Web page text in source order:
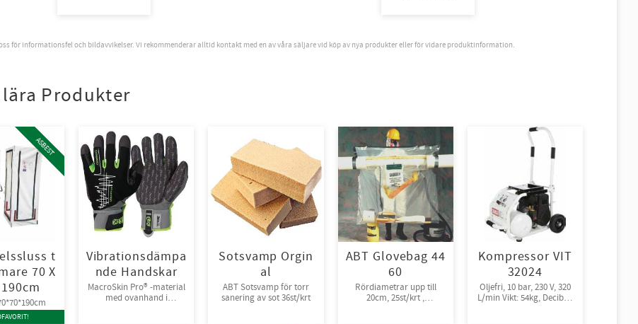
för informationsfel och bildavvikelser. Vi rekommenderar alltid kontakt med en av våra säljare vid köp av nya produkter eller för vidare produktinformation.
Produkter
t
70 X
ASBEST
Vibrationsdämpa
nde Handskar
MacroSkin Pro® -material
med ovanhand i
Sotsvamp Orgin
al
ABT Sotsvamp för torr
sanering av sot 36st/krt
ABT Glovebag 44
60
Rördiametrar upp till
20cm, 25st/krt ,
Kompressor VIT
32024
Oljefri, 10 bar, 230 V, 320
L/min Vikt: 54kg, Decibel: